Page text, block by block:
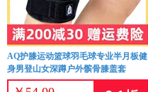
AQ护膝运动篮球羽毛球专业半月板健
身男登山女深蹲户外髌骨膝盖套